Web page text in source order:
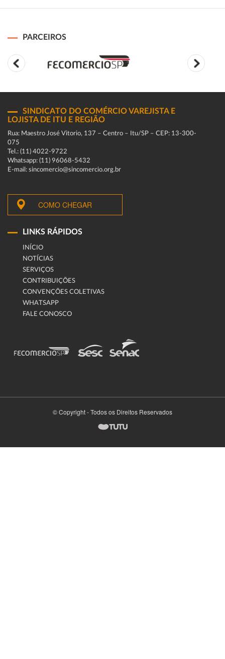
PARCEIROS
SINDICATO DO COMÉRCIO VAREJISTA E
LOJISTA DE ITU E REGIÃO
Rua: Maestro José Vitorio, 137 – Centro – Itu/SP – CEP: 13-300-
075
Tel.: (11) 4022-9722
Whatsapp: (11) 96068-5432
E-mail: sincomercio@sincomercio.org.br
COMO CHEGAR
LINKS RÁPIDOS
INÍCIO
NOTÍCIAS
SERVIÇOS
CONTRIBUIÇÕES
CONVENÇÕES COLETIVAS
WHATSAPP
FALE CONOSCO
© Copyright - Todos os Direitos Reservados